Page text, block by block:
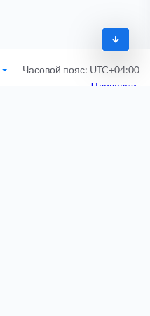
Часовой пояс: UTC+04:00